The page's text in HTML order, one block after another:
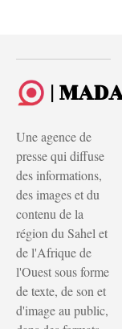
|
Une agence de
presse qui diffuse
des informations,
des images et du
contenu de la
région du Sahel et
de l'Afrique de
l'Ouest sous forme
de texte, de son et
d'image au public,